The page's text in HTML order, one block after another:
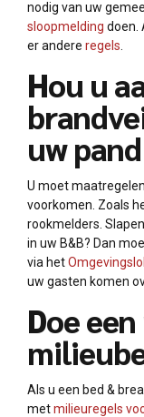
nodig van uw
sloopmelding doen.
er andere regels
Hou u
uw pand
U moet
voorkomen. Zoals
rookmelders.
in uw B&B? Dan
via het
uw gasten komen
Doe
Als u een bed &
metmilieuregels